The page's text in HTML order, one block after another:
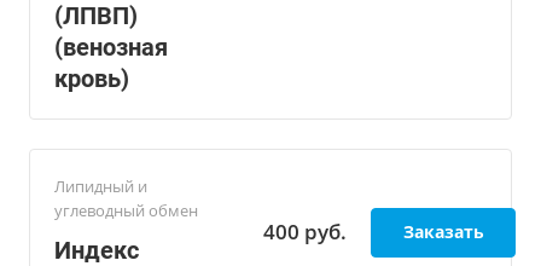
(ЛПВП)
(венозная
кровь)
Липидный и
углеводный обмен
Индекс
400 руб. Заказать